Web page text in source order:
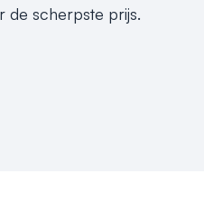
de scherpste prijs.